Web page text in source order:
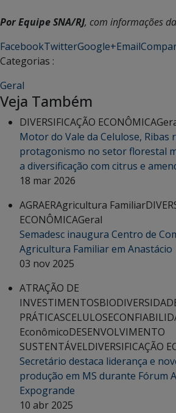
Por Equipe SNA/RJ, com informações
FacebookTwitterGoogle+Email
Categorias :
Geral
Veja Também
DIVERSIFICAÇÃO ECONÔMICA
Motor do Vale da Celulose, Ribas
protagonismo no setor florestal
a diversificação com citrus e
18 mar 2026
AGRAERAgricultura Familiar
ECONÔMICAGeral
Semadesc inaugura Centro de
Agricultura Familiar em Anastácio
03 nov 2025
ATRAÇÃO DE
INVESTIMENTOS
PRÁTICASCELULOSE
EconômicoDESENVOLVIMENTO
SUSTENTÁVELDIVERSIFICAÇÃO
Secretário destaca liderança e
produção em MS durante Fórum
Expogrande
10 abr 2025